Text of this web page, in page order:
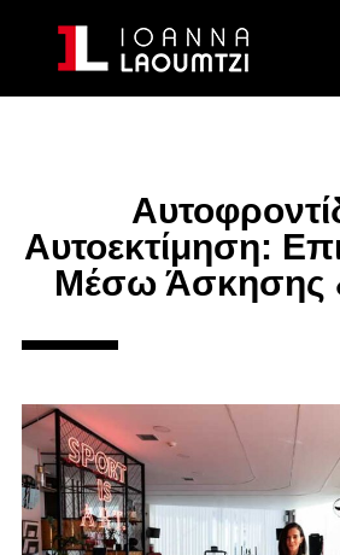
Αυτοεκτίμηση:
Μέσω Άσκησης